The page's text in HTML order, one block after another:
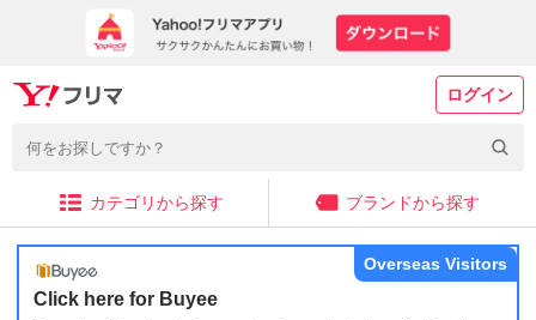
ログイン
カテゴリから探す ブランドから探す
Click here for Buyee
Overseas Visitors